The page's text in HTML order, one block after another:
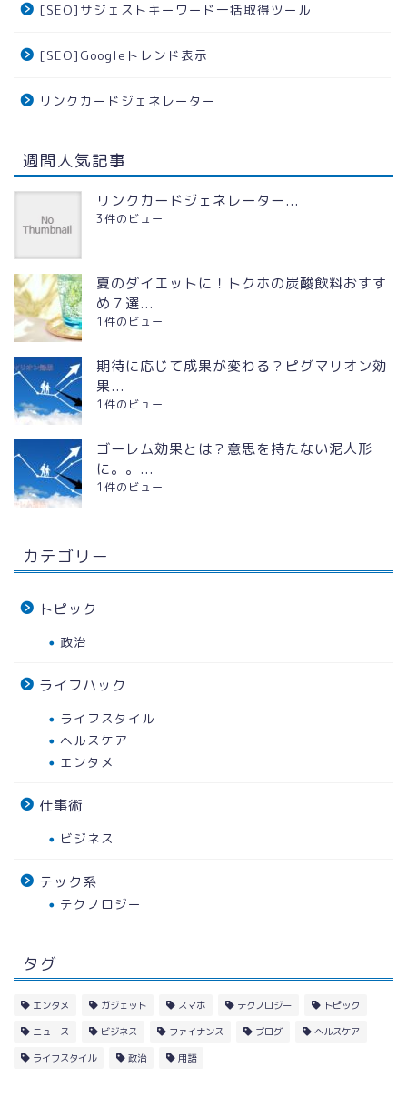
[SEO]サジェストキーワード一括取得ツール
[SEO]Googleトレンド表示
リンクカードジェネレーター
週間人気記事
リンクカードジェネレーター...
3件のビュー
夏のダイエットに！トクホの炭酸飲料おすす
め７選...
1件のビュー
期待に応じて成果が変わる？ピグマリオン効
果...
1件のビュー
ゴーレム効果とは？意思を持たない泥人形
に。。...
1件のビュー
カテゴリー
トピック
政治
ライフハック
ライフスタイル
ヘルスケア
エンタメ
仕事術
ビジネス
テック系
テクノロジー
タグ
エンタメ ガジェット スマホ テクノロジー トピック
ニュース ビジネス ファイナンス ブログ ヘルスケア
ライフスタイル 政治 用語